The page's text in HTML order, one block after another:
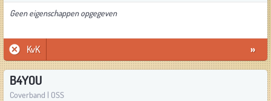
Geen eigenschappen opgegeven
KvK »
B4YOU
Coverband | OSS